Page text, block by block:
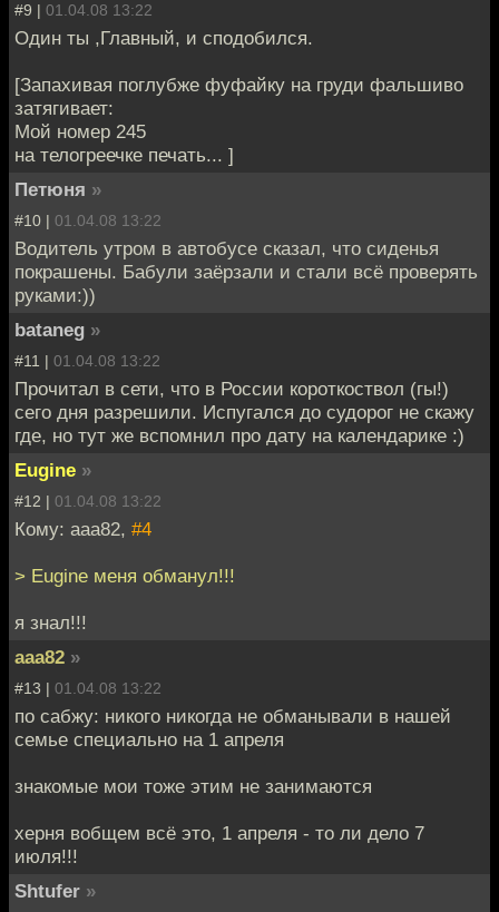
#9 | 01.04.08 13:22
Один ты ,Главный, и сподобился.
[Запахивая поглубже фуфайку на груди фальшиво
затягивает:
Мой номер 245
на телогреечке печать... ]
Петюня »
#10 | 01.04.08 13:22
Водитель утром в автобусе сказал, что сиденья
покрашены. Бабули заёрзали и стали всё проверять
руками:))
bataneg »
#11 | 01.04.08 13:22
Прочитал в сети, что в России короткоствол (гы!)
сего дня разрешили. Испугался до судорог не скажу
где, но тут же вспомнил про дату на календарике :)
Eugine »
#12 | 01.04.08 13:22
Кому: aaa82, #4
> Eugine меня обманул!!!
я знал!!!
aaa82 »
#13 | 01.04.08 13:22
по сабжу: никого никогда не обманывали в нашей
семье специально на 1 апреля
знакомые мои тоже этим не занимаются
херня вобщем всё это, 1 апреля - то ли дело 7
июля!!!
Shtufer »